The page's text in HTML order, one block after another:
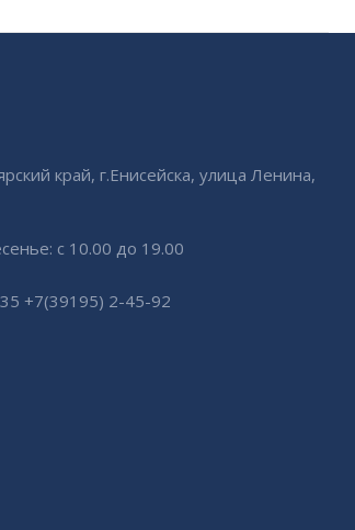
край, г.Енисейска, улица Ленина,
с 10.00 до 19.00
+7(39195) 2-45-92